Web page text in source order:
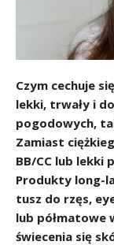
Czym cechuje
lekki, trwały i
pogodowych,
Zamiast
BB/CC lub lekki
Produkty long-
tusz do rzęs,
lub półmatowe
świecenia się